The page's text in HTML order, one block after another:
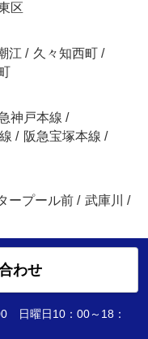
区
江 / 久々知西町 /
神戸本線 /
/ 阪急宝塚本線 /
ープール前 / 武庫川
/
わせ
日曜日10：00～18：